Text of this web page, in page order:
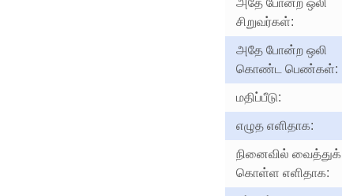
அதே போன்ற ஒலி
சிறுவர்கள்:
அதே போன்ற ஒலி
கொண்ட பெண்கள்:
மதிப்பீடு:
எழுத எளிதாக:
நினைவில் வைத்துக்
கொள்ள எளிதாக: